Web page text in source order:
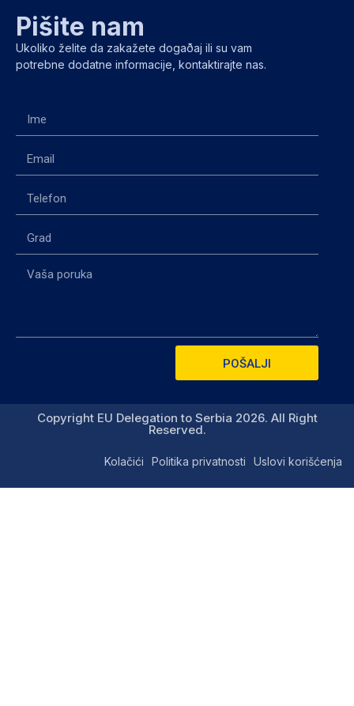
Pišite nam
Ukoliko želite da zakažete dogaðaj ili su vam
potrebne dodatne informacije, kontaktirajte nas.
POŠALJI
Copyright EU Delegation to Serbia 2026. All Right
Reserved.
Kolačići Politika privatnosti Uslovi korišćenja